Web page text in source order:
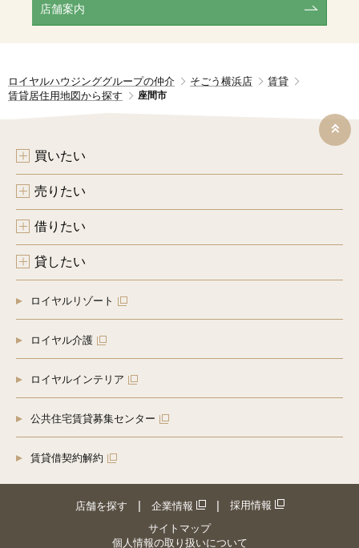
店舗案内
ロイヤルハウジンググループの仲介 そごう横浜店
賃貸
賃貸居住用地図から探す
座間市
買いたい
売りたい
借りたい
貸したい
ロイヤルリゾート
ロイヤル介護
ロイヤルインテリア
公共住宅賃貸募集センター
賃貸借契約解約
店舗を探す 企業情報
採用情報
サイトマップ
個人情報の取り扱いについて